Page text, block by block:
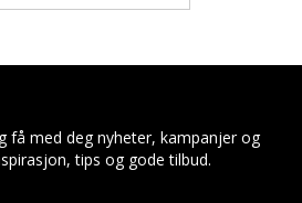
få med deg nyheter, kampanjer og
tips og gode tilbud.